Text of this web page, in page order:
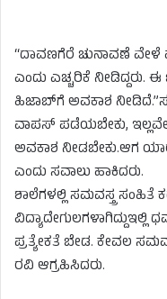
“ದಾವಣಗೆರೆ ಚುನಾವಣೆ ವೇಳೆ
ಎಂದು ಎಚ್ಚರಿಕೆ ನೀಡಿದ್ದರು.
ಹಿಜಾಬ್‌ಗೆ ಅವಕಾಶ
ವಾಪಸ್ ಪಡೆಯಬೇಕು,
ಅವಕಾಶ ನೀಡಬೇಕು.ಆಗ
ಎಂದು ಸವಾಲು ಹಾಕಿದರು.
ಶಾಲೆಗಳಲ್ಲಿ ಸಮವಸ್ತ್ರ ಸಂಹಿತೆ
ಪ್ರತ್ಯೇಕತೆ ಬೇಡ. ಕೇವಲ
ರವಿ ಆಗ್ರಹಿಸಿದರು.